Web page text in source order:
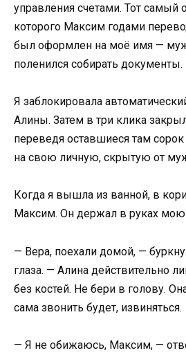
управления счетами. Тот самый
которого Максим годами
был оформлен на моё имя —
поленился собирать документы.
Я заблокировала
Алины. Затем в три клика
переведя оставшиеся там
на свою личную, скрытую от
Когда я вышла из ванной, в
Максим. Он держал в руках мою
— Вера, поехали домой, —
глаза. — Алина действительно
без костей. Не бери в голову.
сама звонить будет, извиняться.
— Я не обижаюсь, Максим, —